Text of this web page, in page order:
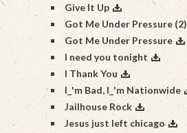
Give It Up
Got Me Under Pressure (2)
Got Me Under Pressure
I need you tonight
I Thank You
I_'m Bad, I_'m Nationwide
Jailhouse Rock
Jesus just left chicago